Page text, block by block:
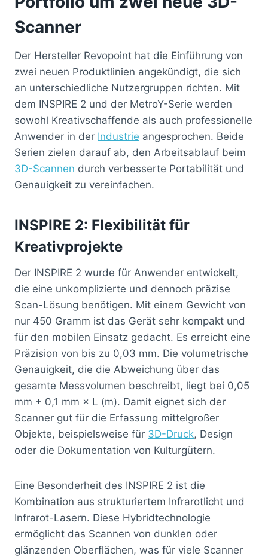
Scanner
Der Hersteller Revopoint hat die Einführung von
zwei neuen Produktlinien angekündigt, die sich
an unterschiedliche Nutzergruppen richten. Mit
dem INSPIRE 2 und der MetroY-Serie werden
sowohl Kreativschaffende als auch professionelle
Anwender in der Industrie angesprochen. Beide
Serien zielen darauf ab, den Arbeitsablauf beim
3D-Scannen durch verbesserte Portabilität und
Genauigkeit zu vereinfachen.
INSPIRE 2: Flexibilität für
Kreativprojekte
Der INSPIRE 2 wurde für Anwender entwickelt,
die eine unkomplizierte und dennoch präzise
Scan-Lösung benötigen. Mit einem Gewicht von
nur 450 Gramm ist das Gerät sehr kompakt und
für den mobilen Einsatz gedacht. Es erreicht eine
Präzision von bis zu 0,03 mm. Die volumetrische
Genauigkeit, die die Abweichung über das
gesamte Messvolumen beschreibt, liegt bei 0,05
mm + 0,1 mm × L (m). Damit eignet sich der
Scanner gut für die Erfassung mittelgroßer
Objekte, beispielsweise für 3D-Druck, Design
oder die Dokumentation von Kulturgütern.
Eine Besonderheit des INSPIRE 2 ist die
Kombination aus strukturiertem Infrarotlicht und
Infrarot-Lasern. Diese Hybridtechnologie
ermöglicht das Scannen von dunklen oder
glänzenden Oberflächen, was für viele Scanner